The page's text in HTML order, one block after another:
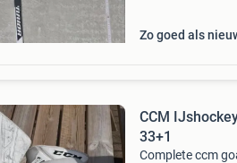
Zo goed als
CCM
33+1
Complete ccm